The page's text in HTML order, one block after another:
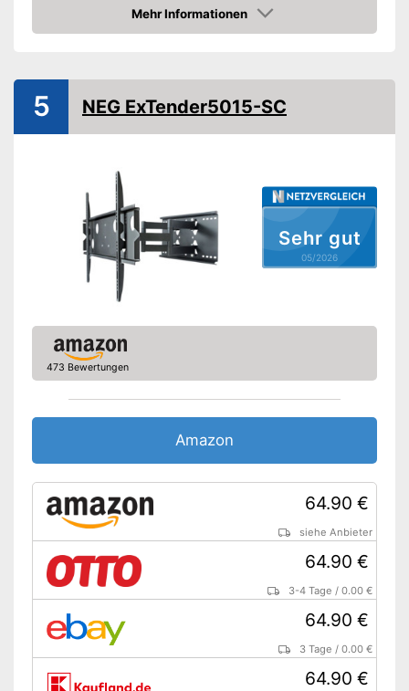
Wandabstand maximal
Schwenkbar
Vorteile
Kippen durch Verschieben
Amazon Lieferzeit
Mehr Informationen
Amazon
Sehr gut
05/2026
5 NEG ExTender5015-SC
473 Bewertungen
Amazon
64.90 €
siehe Anbieter
64.90 €
3-4 Tage /0.00 €
64.90 €
3 Tage /0.00 €
64.90 €